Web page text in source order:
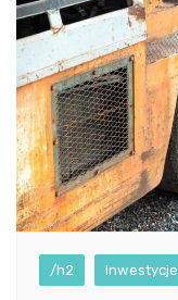
/h2 Inwestycje